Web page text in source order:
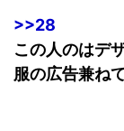
>>28
この人のはデ
服の広告兼ね